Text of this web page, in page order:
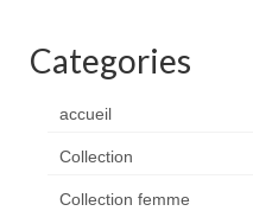
Categories
accueil
Collection
Collection femme